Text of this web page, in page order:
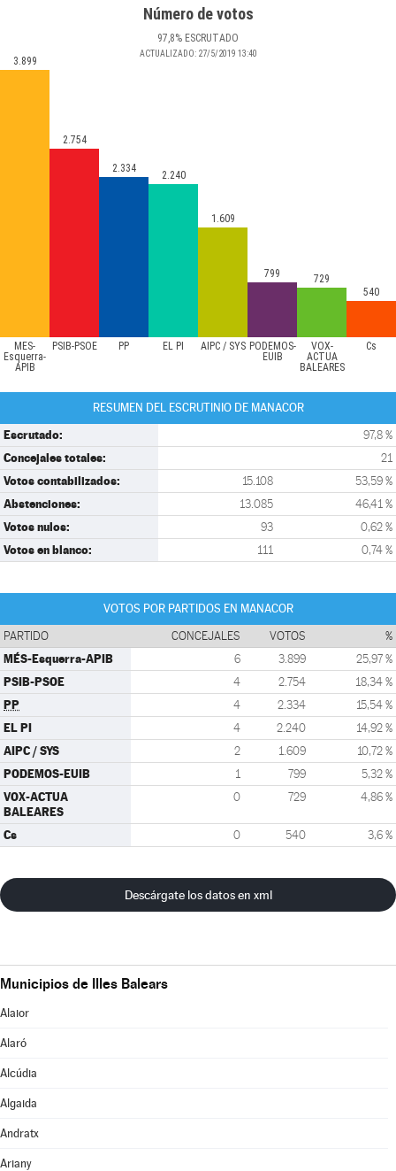
Número de votos
97,8% ESCRUTADO
ACTUALIZADO: 27/5/2019 13:40
MÉS-
Esquerra-
APIB
PSIB-PSOE PP EL PI AIPC / SYS PODEMOS-
EUIB
VOX-
ACTUA
BALEARES
Cs
3.899
2.754
2.334
2.240
1.609
799
729
540
RESUMEN DEL ESCRUTINIO DE MANACOR
Escrutado: 97,8 %
Concejales totales: 21
Votos contabilizados: 15.108 53,59 %
Abstenciones: 13.085 46,41 %
Votos nulos: 93 0,62 %
Votos en blanco: 111 0,74 %
VOTOS POR PARTIDOS EN MANACOR
PARTIDO CONCEJALES VOTOS %
MÉS-Esquerra-APIB 6 3.899 25,97 %
PSIB-PSOE 4 2.754 18,34 %
PP 4 2.334 15,54 %
EL PI 4 2.240 14,92 %
AIPC / SYS 2 1.609 10,72 %
PODEMOS-EUIB 1 799 5,32 %
VOX-ACTUA
BALEARES
0 729 4,86 %
Cs 0 540 3,6 %
Descárgate los datos en xml
Municipios de Illes Balears
Alaior
Alaró
Alcúdia
Algaida
Andratx
Ariany